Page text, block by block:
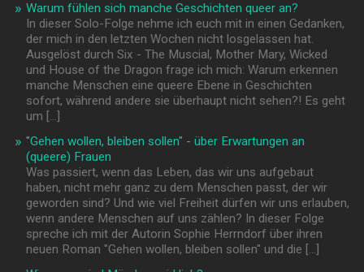
Warum fühlen sich manche Geschichten queer an?
In dieser Solo-Folge nehme ich euch mit in einen Gedanken,
der mich in den letzten Wochen nicht losgelassen hat.
Ausgelöst durch Six - The Muscial, Mother Mary, Wicked
und House of the Dragon frage ich mich: Warum erkennen
manche Menschen eine queere Ebene in Geschichten
sofort, während andere sie überhaupt nicht sehen?! Es geht
um […]
"Gehen wollen, bleiben sollen" - über Erwartungen an
(queere) Frauen
Was passiert, wenn das Leben, das wir uns aufgebaut
haben, nicht mehr ganz zu dem Menschen passt, der wir
geworden sind? Und wie viel Freiheit dürfen wir uns erlauben,
wenn andere Menschen auf uns zählen? In dieser Folge
spreche ich mit der Autorin Sophie Herrndorf über ihren
neuen Roman "Gehen wollen, bleiben sollen" und die […]